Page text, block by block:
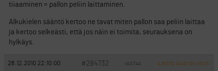
tiiaaminen = pallon peliin laittaminen.
Alkukielen sääntö kertoo ne tavat miten pallon saa peliin laittaa
ja kertoo selkeästi, että jos näin ei toimita, seurauksena on
hylkäys.
28.12.2010 22:10:00 #284732 VASTAA ILMOITA ASIATON VIESTI